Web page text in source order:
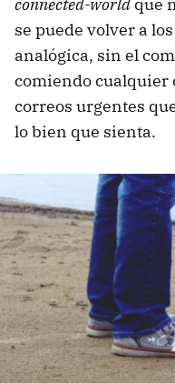
se puede volver a
analógica, sin el
comiendo cualquier
correos urgentes
lo bien que sienta.